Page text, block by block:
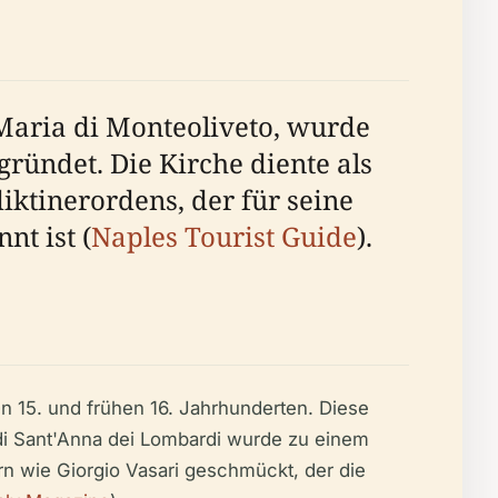
di Monteoliveto, wurde
Die Kirche diente als
der für seine
ist (Naples Tourist Guide).
15. und frühen 16. Jahrhunderten. Diese
dei Lombardi wurde zu einem
wie Giorgio Vasari geschmückt, der die